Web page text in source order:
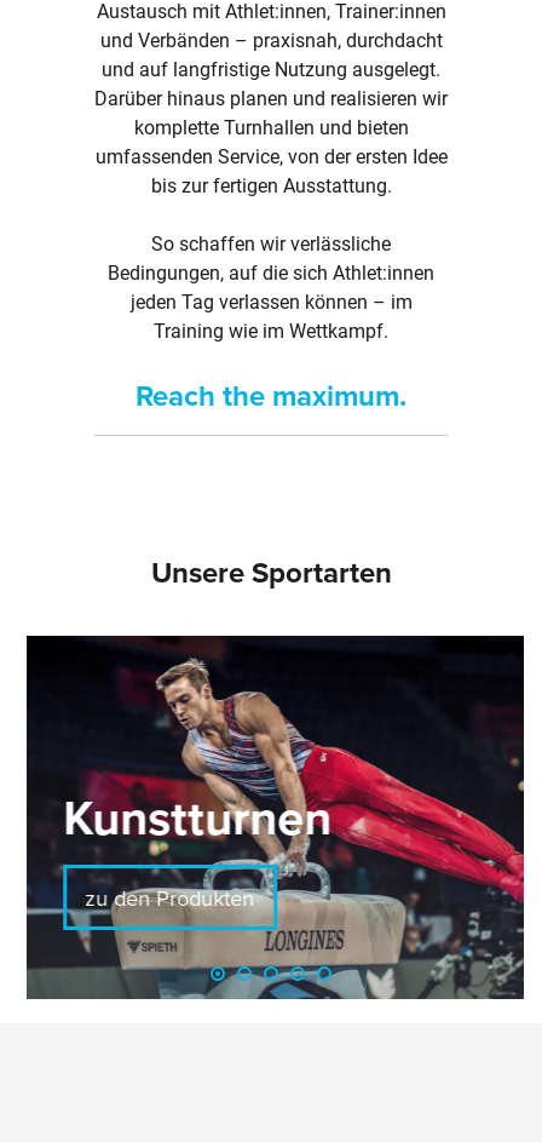
Austausch mit Athlet:innen, Trainer:innen
und Verbänden – praxisnah, durchdacht
und auf langfristige Nutzung ausgelegt.
Darüber hinaus planen und realisieren wir
komplette Turnhallen und bieten
umfassenden Service, von der ersten Idee
bis zur fertigen Ausstattung.
So schaffen wir verlässliche
Bedingungen, auf die sich Athlet:innen
jeden Tag verlassen können – im
Training wie im Wettkampf.
Reach the maximum.
Unsere Sportarten
Slider überspringen
Kunstturnen
zu den Produkten